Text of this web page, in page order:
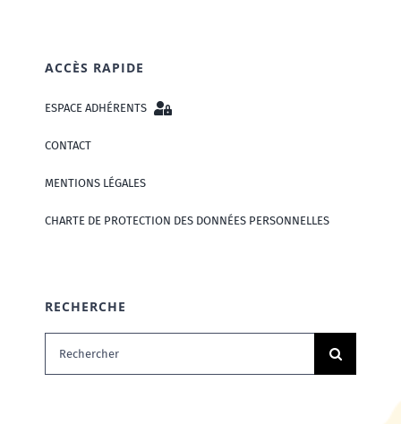
ACCÈS RAPIDE
ESPACE ADHÉRENTS
CONTACT
MENTIONS LÉGALES
CHARTE DE PROTECTION DES DONNÉES PERSONNELLES
RECHERCHE
Rechercher: